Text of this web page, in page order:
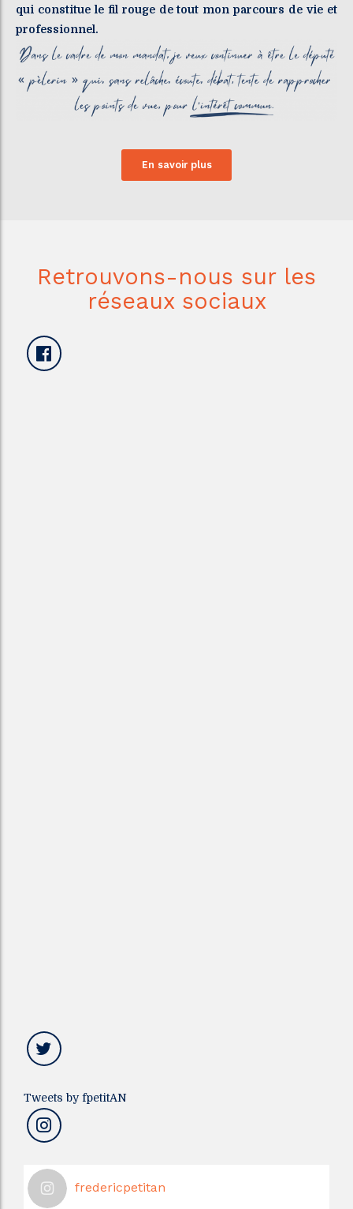
qui constitue le fil rouge de tout mon parcours de vie et
professionnel.
En savoir plus
Retrouvons-nous sur les
réseaux sociaux
Tweets by fpetitAN
fredericpetitan